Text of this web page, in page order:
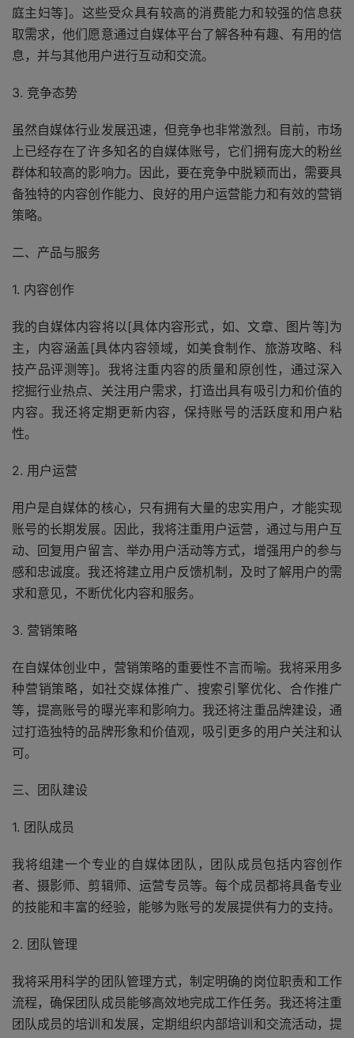
庭主妇等]。这些受众具有较高的消费能力和较强的信息获
取需求，他们愿意通过自媒体平台了解各种有趣、有用的信
息，并与其他用户进行互动和交流。
3. 竞争态势
虽然自媒体行业发展迅速，但竞争也非常激烈。目前，市场
上已经存在了许多知名的自媒体账号，它们拥有庞大的粉丝
群体和较高的影响力。因此，要在竞争中脱颖而出，需要具
备独特的内容创作能力、良好的用户运营能力和有效的营销
策略。
二、产品与服务
1. 内容创作
我的自媒体内容将以[具体内容形式，如、文章、图片等]为
主，内容涵盖[具体内容领域，如美食制作、旅游攻略、科
技产品评测等]。我将注重内容的质量和原创性，通过深入
挖掘行业热点、关注用户需求，打造出具有吸引力和价值的
内容。我还将定期更新内容，保持账号的活跃度和用户粘
性。
2. 用户运营
用户是自媒体的核心，只有拥有大量的忠实用户，才能实现
账号的长期发展。因此，我将注重用户运营，通过与用户互
动、回复用户留言、举办用户活动等方式，增强用户的参与
感和忠诚度。我还将建立用户反馈机制，及时了解用户的需
求和意见，不断优化内容和服务。
3. 营销策略
在自媒体创业中，营销策略的重要性不言而喻。我将采用多
种营销策略，如社交媒体推广、搜索引擎优化、合作推广
等，提高账号的曝光率和影响力。我还将注重品牌建设，通
过打造独特的品牌形象和价值观，吸引更多的用户关注和认
可。
三、团队建设
1. 团队成员
我将组建一个专业的自媒体团队，团队成员包括内容创作
者、摄影师、剪辑师、运营专员等。每个成员都将具备专业
的技能和丰富的经验，能够为账号的发展提供有力的支持。
2. 团队管理
我将采用科学的团队管理方式，制定明确的岗位职责和工作
流程，确保团队成员能够高效地完成工作任务。我还将注重
团队成员的培训和发展，定期组织内部培训和交流活动，提